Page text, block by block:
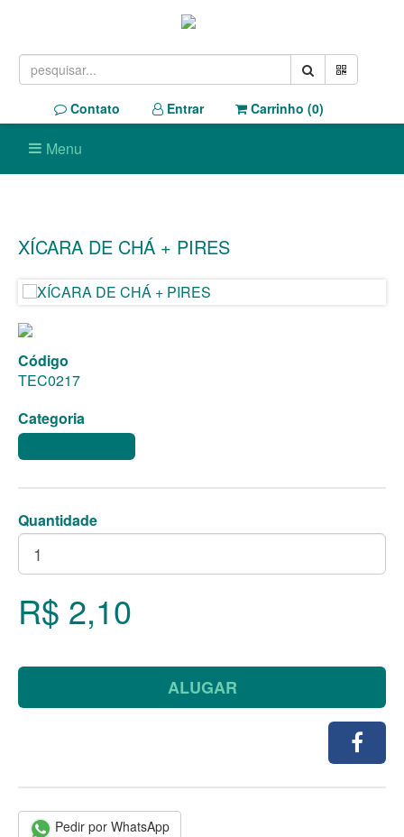
Contato Entrar Carrinho (0)
Menu
XÍCARA DE CHÁ + PIRES
Código
TEC0217
Categoria
Quantidade
R$ 2,10
ALUGAR
Pedir por WhatsApp